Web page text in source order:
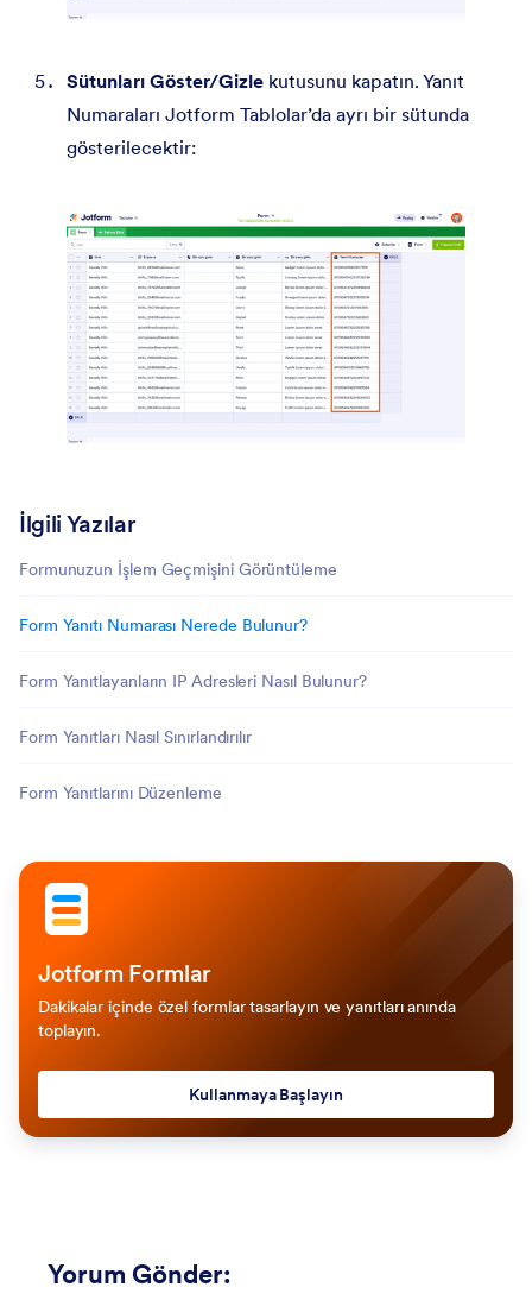
Sütunları Göster/Gizle kutusunu kapatın. Yanıt
Numaraları Jotform Tablolar’da ayrı bir sütunda
gösterilecektir:
İlgili Yazılar
Formunuzun İşlem Geçmişini Görüntüleme
Form Yanıtı Numarası Nerede Bulunur?
Form Yanıtlayanların IP Adresleri Nasıl Bulunur?
Form Yanıtları Nasıl Sınırlandırılır
Form Yanıtlarını Düzenleme
Jotform Formlar
Dakikalar içinde özel formlar tasarlayın ve yanıtları anında
toplayın.
Kullanmaya Başlayın
Yorum Gönder: